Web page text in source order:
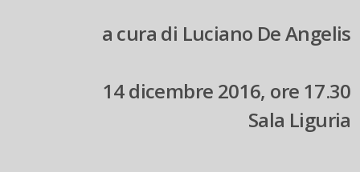
a cura di Luciano De Angelis
14 dicembre 2016, ore 17.30
Sala Liguria